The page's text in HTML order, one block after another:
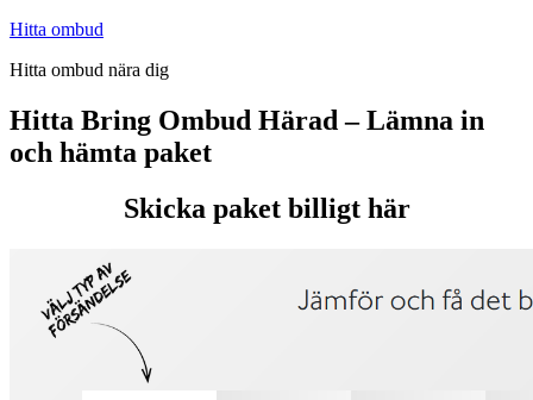
Hoppa
innehåll
Hitta ombud
Hitta ombud nära dig
Hitta Bring Ombud Härad – Lämna in
och hämta paket
Skicka paket billigt här